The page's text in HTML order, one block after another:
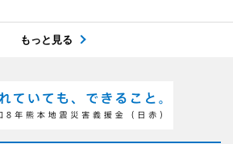
もっと見る